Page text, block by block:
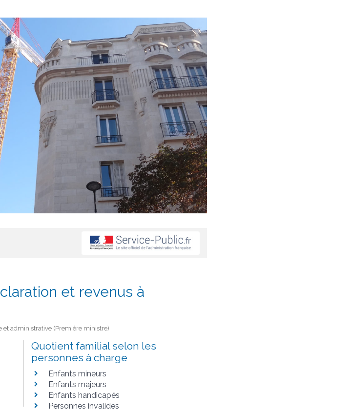
et revenus à
administrative (Première ministre)
Quotient familial selon les
personnes à charge
Enfants mineurs
Enfants majeurs
Enfants handicapés
Personnes invalides